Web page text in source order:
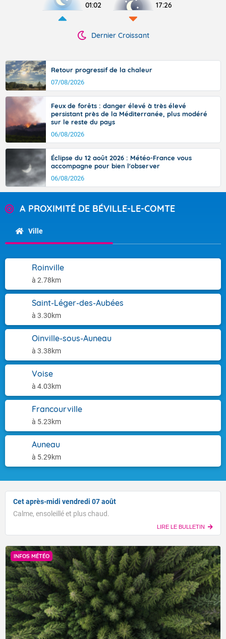
01:02 17:26
Dernier Croissant
Retour progressif de la chaleur
07/08/2026
Feux de forêts : danger élevé à très élevé
persistant près de la Méditerranée, plus modéré
sur le reste du pays
06/08/2026
Éclipse du 12 août 2026 : Météo-France vous
accompagne pour bien l'observer
06/08/2026
A PROXIMITÉ DE BÉVILLE-LE-COMTE
Ville
Roinville
à 2.78km
Saint-Léger-des-Aubées
à 3.30km
Oinville-sous-Auneau
à 3.38km
Voise
à 4.03km
Francourville
à 5.23km
Auneau
à 5.29km
Cet après-midi vendredi 07 août
Calme, ensoleillé et plus chaud.
LIRE LE BULLETIN
INFOS MÉTÉO